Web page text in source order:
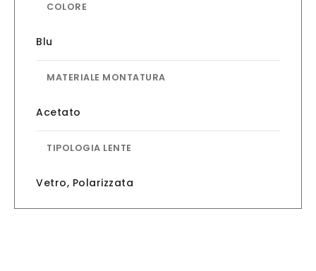
COLORE
Blu
MATERIALE MONTATURA
Acetato
TIPOLOGIA LENTE
Vetro, Polarizzata